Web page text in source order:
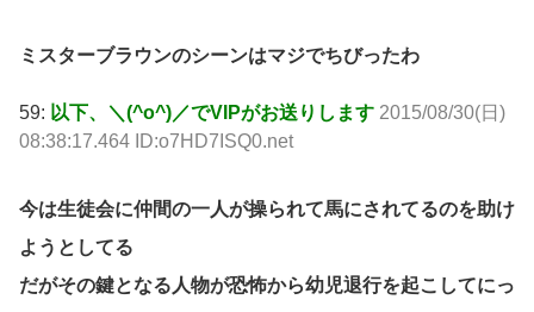
ミスターブラウンのシーンはマジでちびったわ
59: 以下、＼(^o^)／でVIPがお送りします 2015/08/30(日)
08:38:17.464 ID:o7HD7ISQ0.net
今は生徒会に仲間の一人が操られて馬にされてるのを助け
ようとしてる
だがその鍵となる人物が恐怖から幼児退行を起こしてにっ